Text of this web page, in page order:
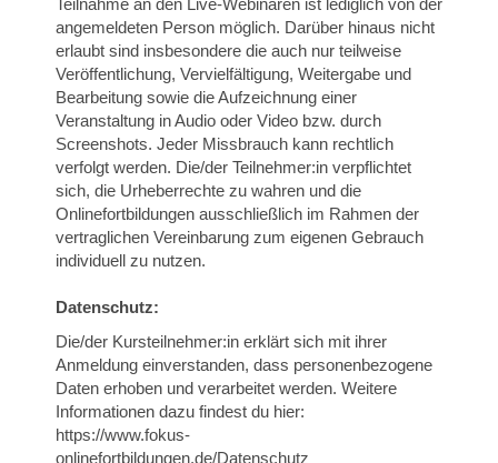
Teilnahme an den Live-Webinaren ist lediglich von der
angemeldeten Person möglich. Darüber hinaus nicht
erlaubt sind insbesondere die auch nur teilweise
Veröffentlichung, Vervielfältigung, Weitergabe und
Bearbeitung sowie die Aufzeichnung einer
Veranstaltung in Audio oder Video bzw. durch
Screenshots. Jeder Missbrauch kann rechtlich
verfolgt werden. Die/der Teilnehmer:in verpflichtet
sich, die Urheberrechte zu wahren und die
Onlinefortbildungen ausschließlich im Rahmen der
vertraglichen Vereinbarung zum eigenen Gebrauch
individuell zu nutzen.
Datenschutz:
Die/der Kursteilnehmer:in erklärt sich mit ihrer
Anmeldung einverstanden, dass personenbezogene
Daten erhoben und verarbeitet werden. Weitere
Informationen dazu findest du hier:
https://www.fokus-
onlinefortbildungen.de/Datenschutz